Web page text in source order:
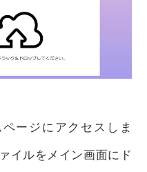
ージにアクセスしま
イルをメイン画面にド